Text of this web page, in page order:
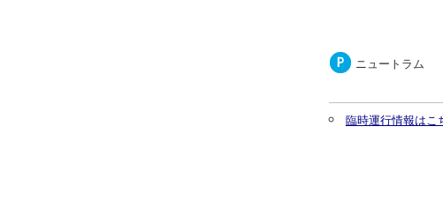
ニュートラム
臨時運行情報はこ